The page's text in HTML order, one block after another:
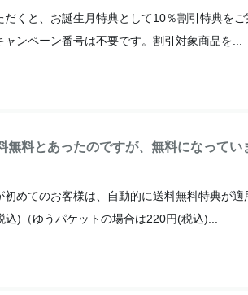
だくと、お誕生月特典として10％割引特典を
ンペーン番号は不要です。割引対象商品を...
無料とあったのですが、無料になってい
初めてのお客様は、自動的に送料無料特典が
)（ゆうパケットの場合は220円(税込)...